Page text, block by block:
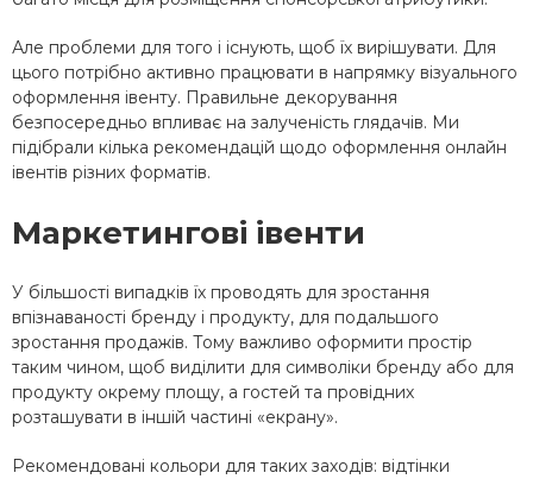
Але проблеми для того і існують, щоб їх вирішувати. Для
цього потрібно активно працювати в напрямку візуального
оформлення івенту. Правильне декорування
безпосередньо впливає на залученість глядачів. Ми
підібрали кілька рекомендацій щодо оформлення онлайн
івентів різних форматів.
Маркетингові івенти
У більшості випадків їх проводять для зростання
впізнаваності бренду і продукту, для подальшого
зростання продажів. Тому важливо оформити простір
таким чином, щоб виділити для символіки бренду або для
продукту окрему площу, а гостей та провідних
розташувати в іншій частині «екрану».
Рекомендовані кольори для таких заходів: відтінки